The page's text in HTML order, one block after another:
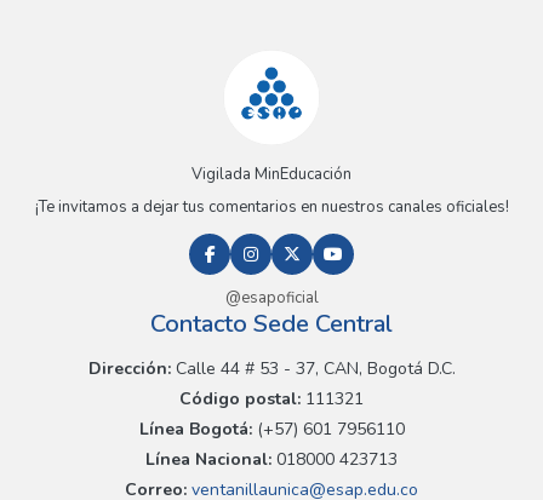
Vigilada MinEducación
¡Te invitamos a dejar tus comentarios en nuestros canales oficiales!
@esapoficial
Contacto Sede Central
Dirección:Calle 44 # 53 - 37, CAN, Bogotá D.C.
Código postal: 111321
Línea Bogotá:(+57) 601 7956110
Línea Nacional: 018000 423713
Correo: ventanillaunica@esap.edu.co